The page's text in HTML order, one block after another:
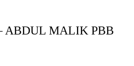
ABDUL MALIK PBB